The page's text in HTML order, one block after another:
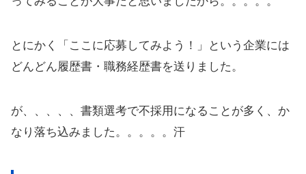
とにかく「ここに応募してみよう！」という企業には
どんどん履歴書・職務経歴書を送りました。
が、、、、、書類選考で不採用になることが多く、か
なり落ち込みました。。。。。汗